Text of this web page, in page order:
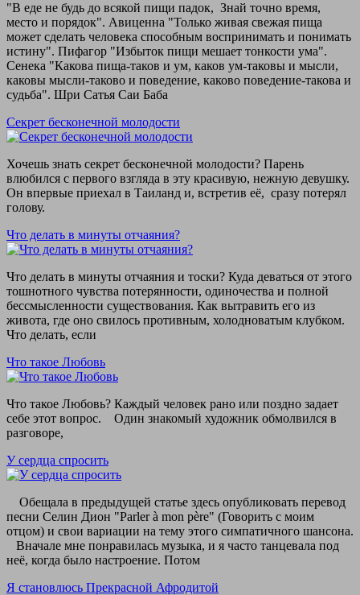
"В еде не будь до всякой пищи падок, Знай точно время,
место и порядок". Авиценна "Только живая свежая пища
может сделать человека способным воспринимать и понимать
истину". Пифагор "Избыток пищи мешает тонкости ума".
Сенека "Какова пища-таков и ум, каков ум-таковы и мысли,
каковы мысли-таково и поведение, каково поведение-такова и
судьба". Шри Сатья Саи Баба
Секрет бесконечной молодости
Хочешь знать секрет бесконечной молодости? Парень
влюбился с первого взгляда в эту красивую, нежную девушку.
Он впервые приехал в Таиланд и, встретив её, сразу потерял
голову.
Что делать в минуты отчаяния?
Что делать в минуты отчаяния и тоски? Куда деваться от этого
тошнотного чувства потерянности, одиночества и полной
бессмысленности существования. Как вытравить его из
живота, где оно свилось противным, холодноватым клубком.
Что делать, если
Что такое Любовь
Что такое Любовь? Каждый человек рано или поздно задает
себе этот вопрос. Один знакомый художник обмолвился в
разговоре,
У сердца спросить
Обещала в предыдущей статье здесь опубликовать перевод
песни Селин Дион "Parler à mon père" (Говорить с моим
отцом) и свои вариации на тему этого симпатичного шансона.
Вначале мне понравилась музыка, и я часто танцевала под
неё, когда было настроение. Потом
Я становлюсь Прекрасной Афродитой